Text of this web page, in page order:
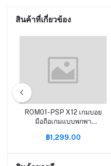
สินค้าที่เกี่ยวข้อง
ROM01-PSP X12 เกมบอย
มือถือเกมแบบพกพา
คอนโซล64บิต GBA
฿1,299.00